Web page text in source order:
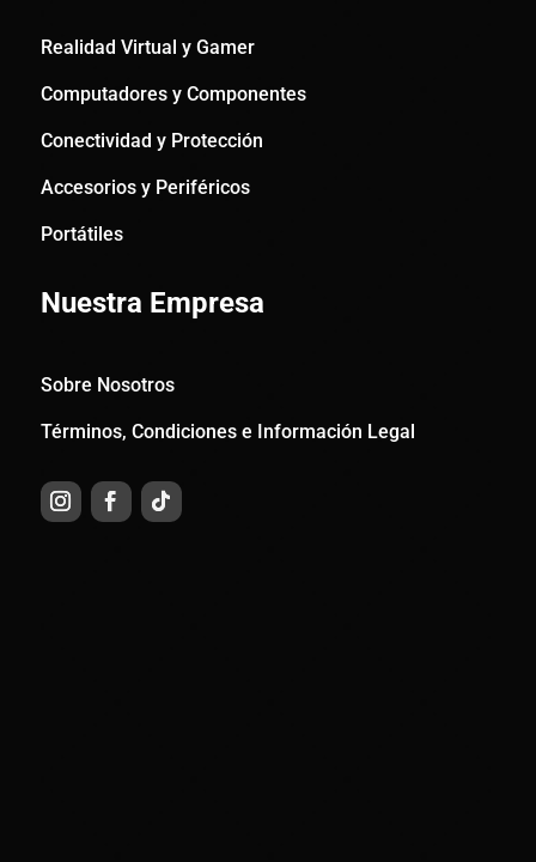
Realidad Virtual y Gamer
Computadores y Componentes
Conectividad y Protección
Accesorios y Periféricos
Portátiles
Nuestra Empresa
Sobre Nosotros
Términos, Condiciones e Información Legal